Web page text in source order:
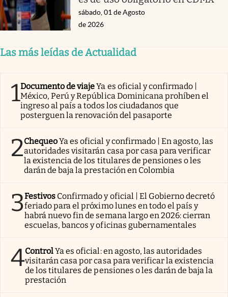
sábado, 01 de Agosto
de 2026
Las más leídas de Actualidad
1Documento de viajeYa es oficial y confirmado |
México, Perú y República Dominicana prohíben el
ingreso al país a todos los ciudadanos que
posterguen la renovación del pasaporte
2ChequeoYa es oficial y confirmado | En agosto, las
autoridades visitarán casa por casa para verificar
la existencia de los titulares de pensiones o les
darán de baja la prestación en Colombia
3Festivos Confirmado y oficial | El Gobierno decretó
feriado para el próximo lunes en todo el país y
habrá nuevo fin de semana largo en 2026: cierran
escuelas, bancos y oficinas gubernamentales
4ControlYa es oficial: en agosto, las autoridades
visitarán casa por casa para verificar la existencia
de los titulares de pensiones o les darán de baja la
prestación